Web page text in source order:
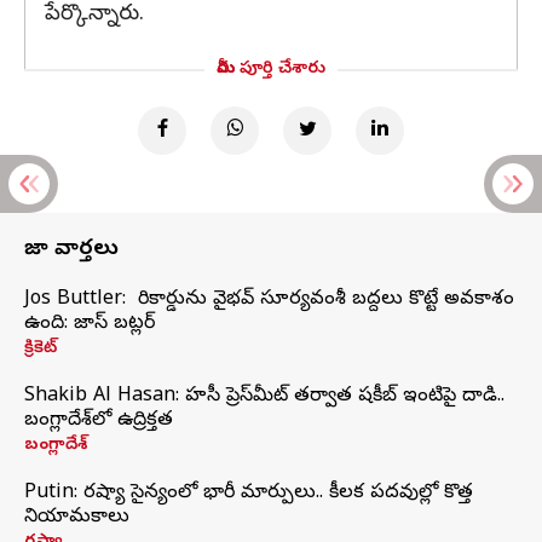
పేర్కొన్నారు.
మీరు పూర్తి చేశారు
తాజా వార్తలు
Jos Buttler: నా రికార్డును వైభవ్ సూర్యవంశీ బద్దలు కొట్టే అవకాశం
ఉంది: జాస్ బట్లర్
క్రికెట్
Shakib Al Hasan: హసీనా ప్రెస్‌మీట్‌ తర్వాత షకీబ్‌ ఇంటిపై దాడి..
బంగ్లాదేశ్‌లో ఉద్రిక్తత
బంగ్లాదేశ్
Putin: రష్యా సైన్యంలో భారీ మార్పులు.. కీలక పదవుల్లో కొత్త
నియామకాలు